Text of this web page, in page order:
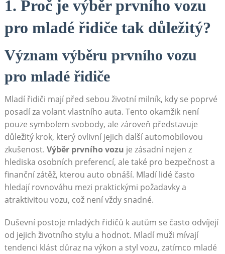
1. Proč je výběr prvního vozu
pro mladé řidiče tak důležitý?
Význam výběru prvního vozu
pro mladé řidiče
Mladí řidiči mají před sebou životní milník, kdy se poprvé
posadí za volant vlastního auta. Tento okamžik není
pouze symbolem svobody, ale zároveň představuje
důležitý krok, který ovlivní jejich další automobilovou
zkušenost. Výběr prvního vozu je zásadní nejen z
hlediska osobních preferencí, ale také pro bezpečnost a
finanční zátěž, kterou auto obnáší. Mladí lidé často
hledají rovnováhu mezi praktickými požadavky a
atraktivitou vozu, což není vždy snadné.
Duševní postoje mladých řidičů k autům se často odvíjejí
od jejich životního stylu a hodnot. Mladí muži mívají
tendenci klást důraz na výkon a styl vozu, zatímco mladé